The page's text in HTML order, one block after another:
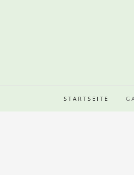
STARTSEITE